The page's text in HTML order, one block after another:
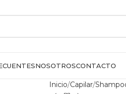
NOSOTROSCONTACTO
Inicio Capilar